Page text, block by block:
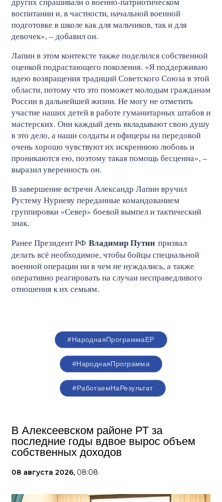
воспитании и, в частности, начальной военной
подготовке в школе как для мальчиков, так и для
девочек», – добавил он.
Лапин в этом контексте также поделился собственной
оценкой подрастающего поколения. «Я поддерживаю
идею возвращения традиций Советского Союза в этой
области, потому что это поможет молодым гражданам
России в дальнейшей жизни. Не могу не отметить
участие наших детей в работе гуманитарных штабов и
мастерских. Они каждый день вкладывают свою душу
в это дело, а наши солдаты и офицеры на передовой
очень хорошо чувствуют их искреннюю любовь и
проникаются ею, поэтому такая помощь бесценна», –
выразил уверенность он.
В завершение встречи Александр Лапин вручил
Рустему Нуриеву переданные командованием
группировки «Север» боевой вымпел и тактический
знак.
Ранее Президент РФ Владимир Путин призвал
делать всё необходимое, чтобы бойцы специальной
военной операции ни в чем не нуждались, а также
оперативно реагировать на случаи несправедливого
отношения к их семьям.
#НароднаяПрограммаЕР
#НароднаяПрограмма
#РаботаемНаРезультат
В Алексеевском районе РТ за
последние годы вдвое вырос объем
собственных доходов
08 августа 2026, 08:08